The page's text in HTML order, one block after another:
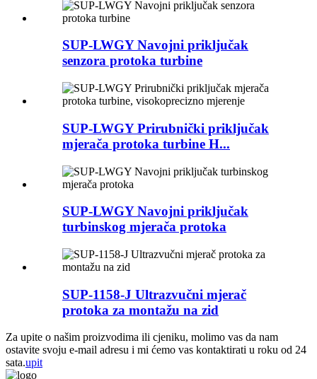
SUP-LWGY Navojni priključak
senzora protoka turbine
SUP-LWGY Prirubnički priključak
mjerača protoka turbine H...
SUP-LWGY Navojni priključak
turbinskog mjerača protoka
SUP-1158-J Ultrazvučni mjerač
protoka za montažu na zid
Za upite o našim proizvodima ili cjeniku, molimo vas da nam
ostavite svoju e-mail adresu i mi ćemo vas kontaktirati u roku od 24
sata.upit